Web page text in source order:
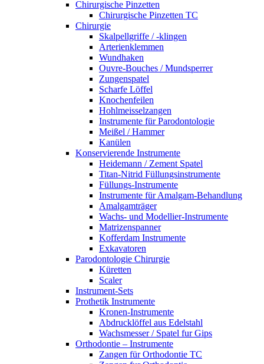
Chirurgische Pinzetten
Chirurgische Pinzetten TC
Chirurgie
Skalpellgriffe / -klingen
Arterienklemmen
Wundhaken
Ouvre-Bouches / Mundsperrer
Zungenspatel
Scharfe Löffel
Knochenfeilen
Hohlmeisselzangen
Instrumente für Parodontologie
Meißel / Hammer
Kanülen
Konservierende Instrumente
Heidemann / Zement Spatel
Titan-Nitrid Füllungsinstrumente
Füllungs-Instrumente
Instrumente für Amalgam-Behandlung
Amalgamträger
Wachs- und Modellier-Instrumente
Matrizenspanner
Kofferdam Instrumente
Exkavatoren
Parodontologie Chirurgie
Küretten
Scaler
Instrument-Sets
Prothetik Instrumente
Kronen-Instrumente
Abdrucklöffel aus Edelstahl
Wachsmesser / Spatel fur Gips
Orthodontie – Instrumente
Zangen für Orthodontie TC